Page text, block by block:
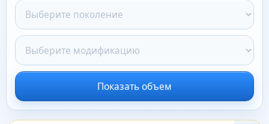
Показать объем